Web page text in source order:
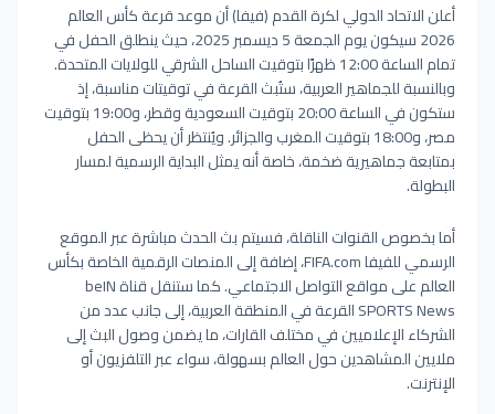
أعلن الاتحاد الدولي لكرة القدم (فيفا) أن موعد قرعة كأس العالم
2026 سيكون يوم الجمعة 5 ديسمبر 2025، حيث ينطلق الحفل في
تمام الساعة 12:00 ظهرًا بتوقيت الساحل الشرقي للولايات المتحدة.
وبالنسبة للجماهير العربية، ستُبث القرعة في توقيتات مناسبة، إذ
ستكون في الساعة 20:00 بتوقيت السعودية وقطر، و19:00 بتوقيت
مصر، و18:00 بتوقيت المغرب والجزائر. ويُنتظر أن يحظى الحفل
بمتابعة جماهيرية ضخمة، خاصة أنه يمثل البداية الرسمية لمسار
البطولة.
أما بخصوص القنوات الناقلة، فسيتم بث الحدث مباشرة عبر الموقع
الرسمي للفيفا FIFA.com، إضافة إلى المنصات الرقمية الخاصة بكأس
العالم على مواقع التواصل الاجتماعي. كما ستنقل قناة beIN
SPORTS News القرعة في المنطقة العربية، إلى جانب عدد من
الشركاء الإعلاميين في مختلف القارات، ما يضمن وصول البث إلى
ملايين المشاهدين حول العالم بسهولة، سواء عبر التلفزيون أو
الإنترنت.